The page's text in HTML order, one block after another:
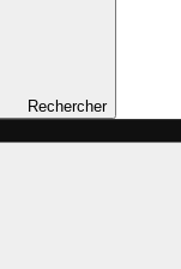
Rechercher